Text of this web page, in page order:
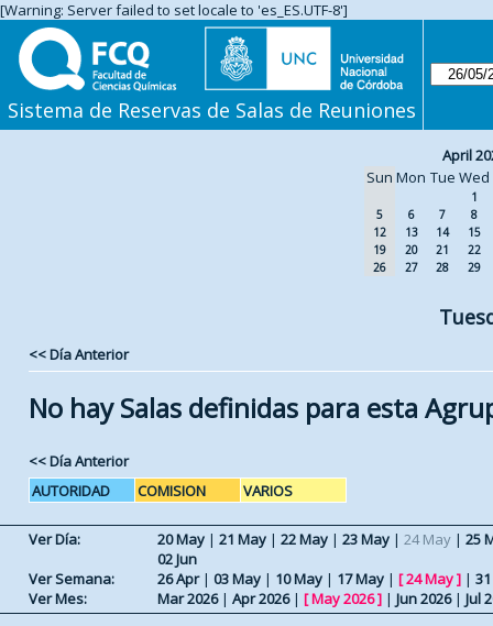
[Warning: Server failed to set locale to 'es_ES.UTF-8']
Sistema de Reservas de Salas de Reuniones
April
Sun Mon Tue Wed
1
5
6 7
8
12
13 14
15
19
20 21
22
26
27 28 29
<< Día Anterior
No hay Salas definidas para esta
<< Día Anterior
AUTORIDAD
COMISION VARIOS
Ver Día: 20 May | 21 May | 22 May | 23 May | 24 May | 25
02 Jun
Ver Semana:
26 Apr| 03 May | 10 May | 17 May | [24 May] |
Ver Mes:
Mar 2026| Apr 2026| [May 2026] | Jun 2026| Jul